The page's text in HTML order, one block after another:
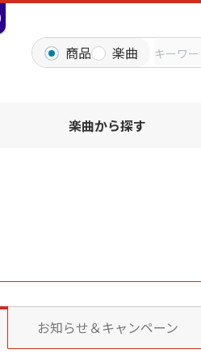
商品 楽曲
楽曲から探す
お知らせ＆キャンペーン